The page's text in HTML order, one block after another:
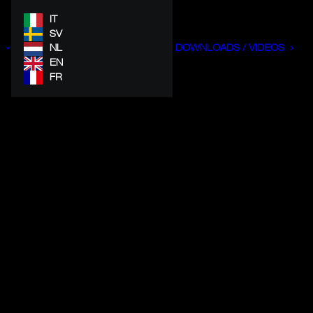
IT
SV
NL
EN
FR
DOWNLOADS / VIDEOS